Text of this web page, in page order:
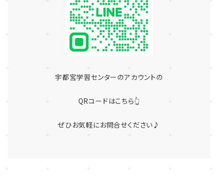
宇都宮学習センターのアカウントの
QRコードはこちら👆
ぜひお気軽にお問合せください♪